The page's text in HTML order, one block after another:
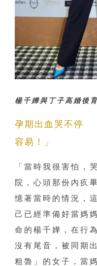
楊千嬅與丁子高婚後
孕期出血哭不停
容易！」
「當時我很害怕，
院，心頭那份內疚
憶著當時的情況，
己已經準備好當媽
命的楊千嬅，在行
沒有尾音，被同期
粗魯」的女子，當